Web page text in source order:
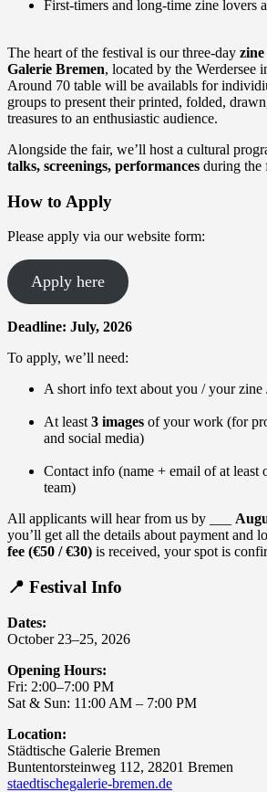
First-timers and long-time zine lovers
The heart of the festival is our three-day
Galerie Bremen, located by the Werdersee
Around 70 table will be availabls for
groups to present their printed, folded,
treasures to an enthusiastic audience.
Alongside the fair, we’ll host a cultural
talks, screenings, performances during the
How to Apply
Please apply via our website form:
Apply here
Deadline: July, 2026
To apply, we’ll need:
A short info text about you / your
At least 3 images of your work (for
and social media)
Contact info (name + email of at least
team)
All applicants will hear from us by ___
you’ll get all the details about payment and
fee (€50 / €30) is received, your spot is
📍 Festival Info
Dates:
October 23–25, 2026
Opening Hours:
Fri: 2:00–7:00 PM
Sat & Sun: 11:00 AM – 7:00 PM
Location:
Städtische Galerie Bremen
Buntentorsteinweg 112, 28201 Bremen
staedtischegalerie-bremen.de